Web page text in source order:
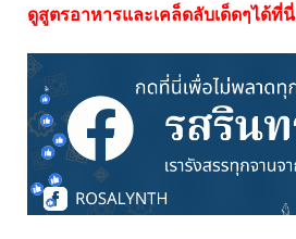
ดูสูตรอาหารและเคล็ดลับเด็ดๆได้ที่นี่